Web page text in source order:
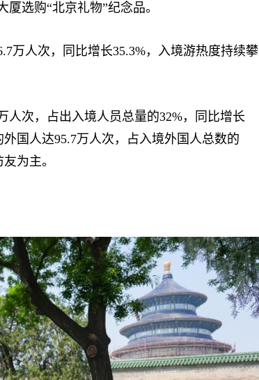
选购“北京礼物”纪念品。
人次，同比增长35.3%，入境游热度持续攀
次，占出入境人员总量的32%，同比增长
国人达95.7万人次，占入境外国人总数的
为主。